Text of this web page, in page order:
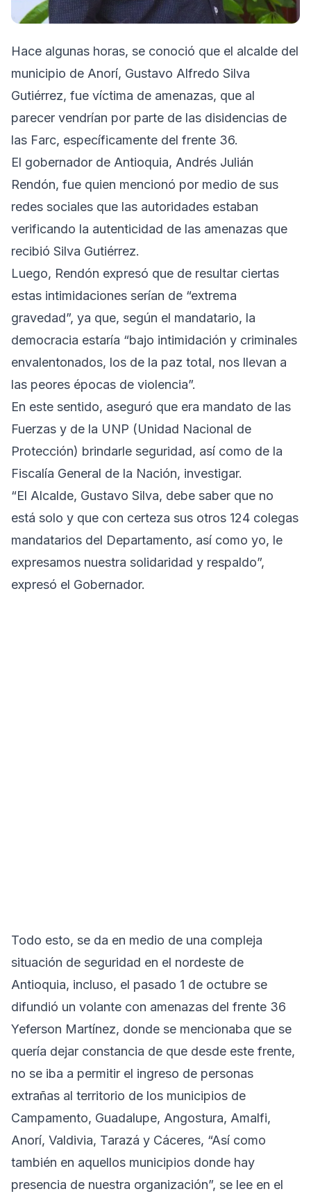
Hace algunas horas, se conoció que el alcalde del
municipio de Anorí, Gustavo Alfredo Silva
Gutiérrez, fue víctima de amenazas, que al
parecer vendrían por parte de las disidencias de
las Farc, específicamente del frente 36.
El gobernador de Antioquia, Andrés Julián
Rendón, fue quien mencionó por medio de sus
redes sociales que las autoridades estaban
verificando la autenticidad de las amenazas que
recibió Silva Gutiérrez.
Luego, Rendón expresó que de resultar ciertas
estas intimidaciones serían de “extrema
gravedad”, ya que, según el mandatario, la
democracia estaría “bajo intimidación y criminales
envalentonados, los de la paz total, nos llevan a
las peores épocas de violencia”.
En este sentido, aseguró que era mandato de las
Fuerzas y de la UNP (Unidad Nacional de
Protección) brindarle seguridad, así como de la
Fiscalía General de la Nación, investigar.
“El Alcalde, Gustavo Silva, debe saber que no
está solo y que con certeza sus otros 124 colegas
mandatarios del Departamento, así como yo, le
expresamos nuestra solidaridad y respaldo”,
expresó el Gobernador.
Todo esto, se da en medio de una compleja
situación de seguridad en el nordeste de
Antioquia, incluso, el pasado 1 de octubre se
difundió un volante con amenazas del frente 36
Yeferson Martínez, donde se mencionaba que se
quería dejar constancia de que desde este frente,
no se iba a permitir el ingreso de personas
extrañas al territorio de los municipios de
Campamento, Guadalupe, Angostura, Amalfi,
Anorí, Valdivia, Tarazá y Cáceres, “Así como
también en aquellos municipios donde hay
presencia de nuestra organización”, se lee en el